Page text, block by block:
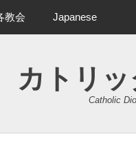
教会 Japanese
カトリ
Catholic